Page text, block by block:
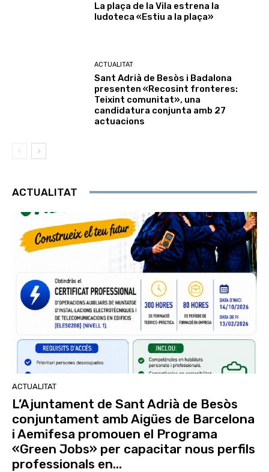
La plaça de la Vila estrena la
ludoteca «Estiu a la plaça»
ACTUALITAT
Sant Adrià de Besòs i Badalona
presenten «Recosint fronteres:
Teixint comunitat», una
candidatura conjunta amb 27
actuacions
ACTUALITAT
ACTUALITAT
L’Ajuntament de Sant Adrià de Besòs
conjuntament amb Aigües de Barcelona
i Aemifesa promouen el Programa
«Green Jobs» per capacitar nous perfils
professionals en...